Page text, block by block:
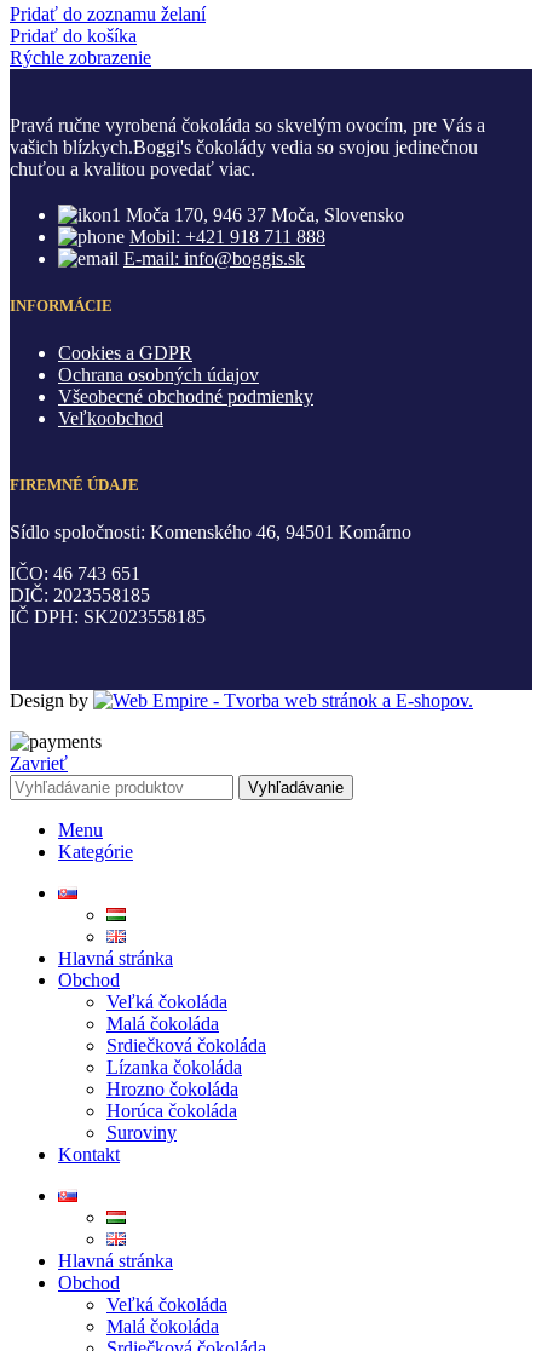
Pridať do zoznamu želaní
Pridať do košíka
Rýchle zobrazenie
Pravá ručne vyrobená čokoláda so skvelým ovocím, pre Vás a
vašich blízkych.Boggi's čokolády vedia so svojou jedinečnou
chuťou a kvalitou povedať viac.
Moča 170, 946 37 Moča, Slovensko
Mobil: +421 918 711 888
E-mail: info@boggis.sk
INFORMÁCIE
Cookies a GDPR
Ochrana osobných údajov
Všeobecné obchodné podmienky
Veľkoobchod
FIREMNÉ ÚDAJE
Sídlo spoločnosti: Komenského 46, 94501 Komárno
IČO: 46 743 651
DIČ: 2023558185
IČ DPH: SK2023558185
Design by
Zavrieť
Vyhľadávanie
Menu
Kategórie
Hlavná stránka
Obchod
Veľká čokoláda
Malá čokoláda
Srdiečková čokoláda
Lízanka čokoláda
Hrozno čokoláda
Horúca čokoláda
Suroviny
Kontakt
Hlavná stránka
Obchod
Veľká čokoláda
Malá čokoláda